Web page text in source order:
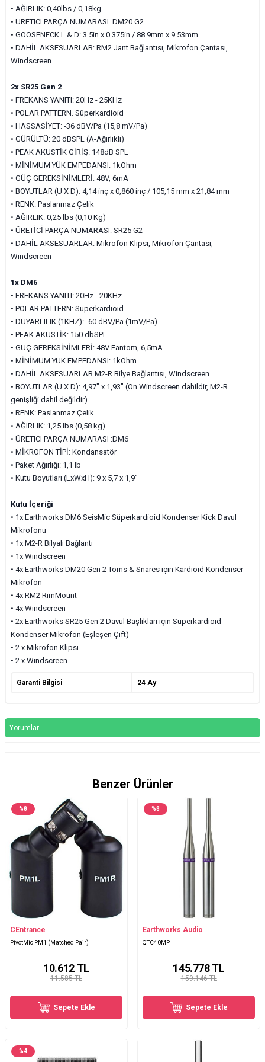
• AĞIRLIK: 0,40lbs / 0,18kg
• ÜRETICI PARÇA NUMARASI. DM20 G2
• GOOSENECK L & D: 3.5in x 0.375in / 88.9mm x 9.53mm
• DAHİL AKSESUARLAR: RM2 Jant Bağlantısı, Mikrofon Çantası,
Windscreen
2x SR25 Gen 2
• FREKANS YANITI: 20Hz - 25KHz
• POLAR PATTERN. Süperkardioid
• HASSASİYET: -36 dBV/Pa (15,8 mV/Pa)
• GÜRÜLTÜ: 20 dBSPL (A-Ağırlıklı)
• PEAK AKUSTİK GİRİŞ. 148dB SPL
• MİNİMUM YÜK EMPEDANSI: 1kOhm
• GÜÇ GEREKSİNİMLERİ: 48V, 6mA
• BOYUTLAR (U X D). 4,14 inç x 0,860 inç / 105,15 mm x 21,84 mm
• RENK: Paslanmaz Çelik
• AĞIRLIK: 0,25 lbs (0,10 Kg)
• ÜRETİCİ PARÇA NUMARASI: SR25 G2
• DAHİL AKSESUARLAR: Mikrofon Klipsi, Mikrofon Çantası,
Windscreen
1x DM6
• FREKANS YANITI: 20Hz - 20KHz
• POLAR PATTERN: Süperkardioid
• DUYARLILIK (1KHZ): -60 dBV/Pa (1mV/Pa)
• PEAK AKUSTİK: 150 dbSPL
• GÜÇ GEREKSİNİMLERİ: 48V Fantom, 6,5mA
• MİNİMUM YÜK EMPEDANSI: 1kOhm
• DAHİL AKSESUARLAR M2-R Bilye Bağlantısı, Windscreen
• BOYUTLAR (U X D): 4,97″ x 1,93″ (Ön Windscreen dahildir, M2-R
genişliği dahil değildir)
• RENK: Paslanmaz Çelik
• AĞIRLIK: 1,25 lbs (0,58 kg)
• ÜRETICI PARÇA NUMARASI :DM6
• MİKROFON TİPİ: Kondansatör
• Paket Ağırlığı: 1,1 lb
• Kutu Boyutları (LxWxH): 9 x 5,7 x 1,9”
Kutu İçeriği
• 1x Earthworks DM6 SeisMic Süperkardioid Kondenser Kick Davul
Mikrofonu
• 1x M2-R Bilyalı Bağlantı
• 1x Windscreen
• 4x Earthworks DM20 Gen 2 Toms & Snares için Kardioid Kondenser
Mikrofon
• 4x RM2 RimMount
• 4x Windscreen
• 2x Earthworks SR25 Gen 2 Davul Başlıkları için Süperkardioid
Kondenser Mikrofon (Eşleşen Çift)
• 2 x Mikrofon Klipsi
• 2 x Windscreen
Garanti Bilgisi 24 Ay
Yorumlar
Benzer Ürünler
%8
CEntrance
PivotMic PM1 (Matched Pair)
11.585 TL
10.612TL
Sepete Ekle
%8
Earthworks Audio
QTC40MP
159.146 TL
145.778TL
Sepete Ekle
%4